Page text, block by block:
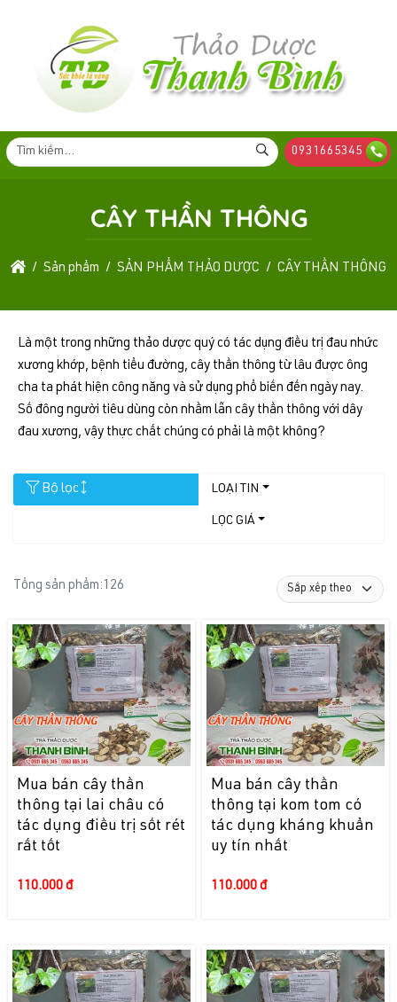
0931665345
CÂY THẦN THÔNG
Sản phẩm SẢN PHẨM THẢO DƯỢC CÂY THẦN THÔNG
Là một trong những thảo dược quý có tác dụng điều trị đau nhức
xương khớp, bệnh tiểu đường, cây thần thông từ lâu được ông
cha ta phát hiện công năng và sử dụng phổ biến đến ngày nay.
Số đông người tiêu dùng còn nhầm lẫn cây thần thông với dây
đau xương, vậy thực chất chúng có phải là một không?
Bộ lọc LOẠI TIN
LỌC GIÁ
Tổng sản phẩm: 126
Mua bán cây thần
thông tại lai châu có
tác dụng điều trị sốt rét
rất tốt
110.000 đ
Mua bán cây thần
thông tại kom tom có
tác dụng kháng khuẩn
uy tín nhất
110.000 đ